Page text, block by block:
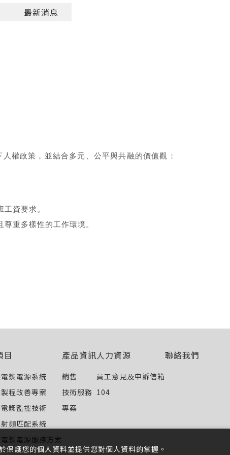
最新消息
政策，並結合多元、公平與共融的價值觀：
資要求。
重多樣性的工作環境。
目
漿電源系統
程改善專案
漿監控技術
頻匹配系統
漿電源服務方案
產品資訊
銷售
技術服務
專案
人力資源
員工意見及申訴信箱
104
聯絡我們
護您的個人資料並提供您對個人資料的掌握。